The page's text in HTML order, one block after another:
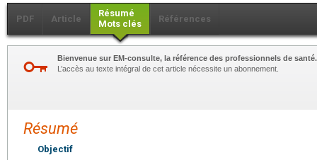
PDF Article
Résumé
Mots clés
Références
Bienvenue sur EM-consulte, la référence des professionnels de santé.
L’accès au texte intégral de cet article nécessite un abonnement.
Résumé
Objectif